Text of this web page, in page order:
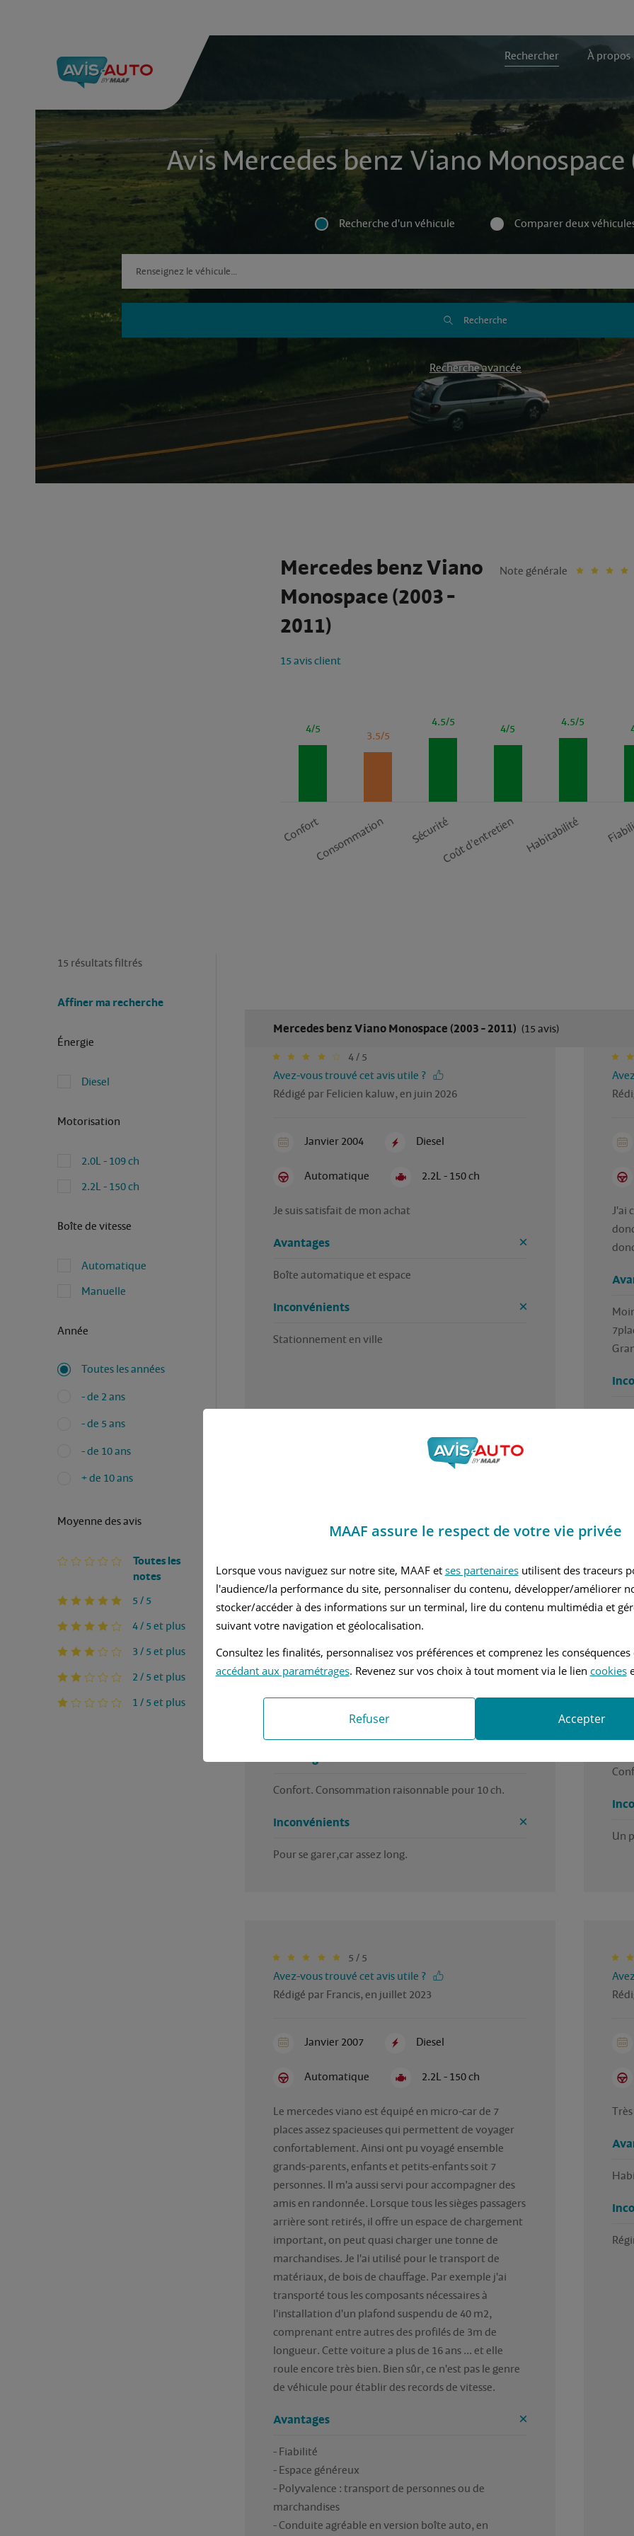
Rechercher À propos
Avis Mercedes benz Viano Monospace
Recherche d'un véhicule Comparer deux
Recherche
Recherche avancée
Mercedes benz Viano
Monospace (2003 -
2011)
15 avis client
Note générale
4/5
Confort
3.5/5
Consommation
4.5/5
Sécurité
4/5
Coût d’entretien
4.5/5
Habitabilité
15 résultats filtrés
Affiner ma recherche
Énergie
Diesel
Motorisation
2.0L - 109 ch
2.2L - 150 ch
Boîte de vitesse
Automatique
Manuelle
Année
Toutes les années
- de 2 ans
- de 5 ans
- de 10 ans
+ de 10 ans
Moyenne des avis
Toutes les
notes
5 / 5
4 / 5 et plus
3 / 5 et plus
2 / 5 et plus
1 / 5 et plus
Mercedes benz Viano Monospace (2003 - 2011) (15 avis)
4 / 5
Avez-vous trouvé cet avis utile ?
Rédigé par Felicien kaluw, en juin 2026
Janvier 2004 Diesel
Automatique 2.2L - 150 ch
Je suis satisfait de mon achat
Avantages
Boîte automatique et espace
Inconvénients
Stationnement en ville
J'ai
Son
Avez-vous trouvé cet avis utile ?
Rédigé par Jean-claude, en mai 2025
Automatique 2.2L - 150 ch
se garer avec une personne handicapée.
Confort. Consommation raisonnable pour 10 ch.
Inconvénients
Pour se garer,car assez long.
Un
5 / 5
Avez-vous trouvé cet avis utile ?
Rédigé par Francis, en juillet 2023
Janvier 2007 Diesel
Automatique 2.2L - 150 ch
Le mercedes viano est équipé en micro-car de 7
places assez spacieuses qui permettent de voyager
confortablement. Ainsi ont pu voyagé ensemble
grands-parents, enfants et petits-enfants soit 7
personnes. Il m'a aussi servi pour accompagner des
amis en randonnée. Lorsque tous les sièges passagers
arrière sont retirés, il offre un espace de chargement
important, on peut quasi charger une tonne de
marchandises. Je l'ai utilisé pour le transport de
matériaux, de bois de chauffage. Par exemple j'ai
transporté tous les composants nécessaires à
l'installation d'un plafond suspendu de 40 m2,
comprenant entre autres des profilés de 3m de
longueur. Cette voiture a plus de 16 ans ... et elle
roule encore très bien. Bien sûr, ce n'est pas le genre
de véhicule pour établir des records de vitesse.
Avantages
- Fiabilité
- Espace généreux
- Polyvalence : transport de personnes ou de
marchandises
- Conduite agréable en version boîte auto, en
MAAF assure le respect de votre vie privée
Lorsque vous naviguez sur notre site, MAAF et ses partenairesutilisent des traceurs
l'audience/la performance du site, personnaliser du contenu, développer/améliorer
stocker/accéder à des informations sur un terminal, lire du contenu multimédia et
suivant votre navigation et géolocalisation.
Consultez les finalités, personnalisez vos préférences et comprenez les
accédant aux paramétrages. Revenez sur vos choix à tout moment via le lien cookies
Refuser Accepter